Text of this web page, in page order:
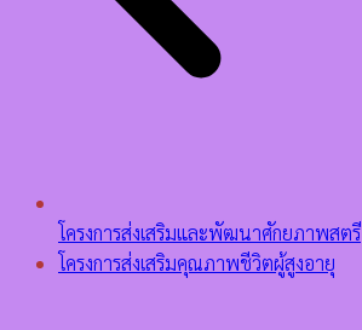
โครงการส่งเสริมและพัฒนาศักยภาพสตรี
โครงการส่งเสริมคุณภาพชีวิตผู้สูงอายุ